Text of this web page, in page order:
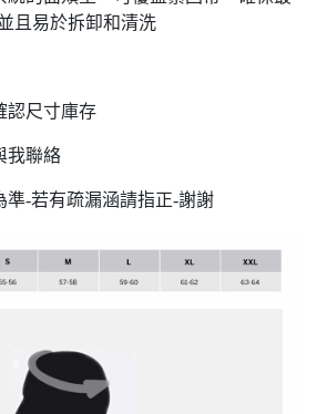
且易於拆卸和清洗
認尺寸庫存
我聯絡
準-若有疏漏涵請指正-謝謝